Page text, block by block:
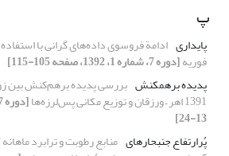
پ
پایداری ادامة فروسوی داده‌های گرانی با
فوریه[دوره 7، شماره 1، 1392، صفحه 105-115]
پدیده برهم­کنش
1391 اهر – ورزقان و توزیع مکانی پس‌لرزه‌ها
13-24]
پُرارتفاع جنب­حاره­ای منابع رطوبت و ترابرد